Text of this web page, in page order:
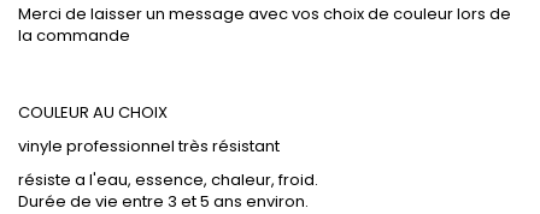
Merci de laisser un message avec vos choix de couleur lors de
la commande
COULEUR AU CHOIX
vinyle professionnel très résistant
résiste a l'eau, essence, chaleur, froid.
Durée de vie entre 3 et 5 ans environ.